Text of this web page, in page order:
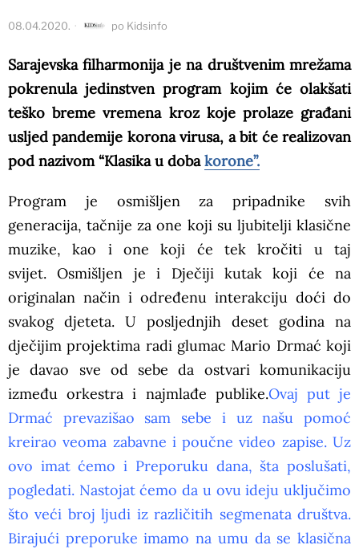
08.04.2020. po Kidsinfo
Sarajevska filharmonija je na društvenim mrežama
pokrenula jedinstven program kojim će olakšati
teško breme vremena kroz koje prolaze građani
usljed pandemije korona virusa, a bit će realizovan
pod nazivom “Klasika u dobakorone”.
Program je osmišljen za pripadnike svih
generacija, tačnije za one koji su ljubitelji klasične
muzike, kao i one koji će tek kročiti u taj
svijet. Osmišljen je i Dječiji kutak koji će na
originalan način i određenu interakciju doći do
svakog djeteta. U posljednjih deset godina na
dječijim projektima radi glumac Mario Drmać koji
je davao sve od sebe da ostvari komunikaciju
između orkestra i najmlađe publike.Ovaj put je
Drmać prevazišao sam sebe i uz našu pomoć
kreirao veoma zabavne i poučne video zapise. Uz
ovo imat ćemo i Preporuku dana, šta poslušati,
pogledati. Nastojat ćemo da u ovu ideju uključimo
što veći broj ljudi iz različitih segmenata društva.
Birajući preporuke imamo na umu da se klasična